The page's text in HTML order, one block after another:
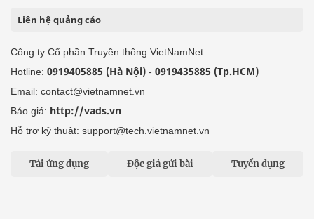
Liên hệ quảng cáo
Công ty Cổ phần Truyền thông VietNamNet
Hotline: 0919405885 (Hà Nội) - 0919435885 (Tp.HCM)
Email: contact@vietnamnet.vn
Báo giá: http://vads.vn
Hỗ trợ kỹ thuật: support@tech.vietnamnet.vn
Tải ứng dụng Độc giả gửi bài Tuyển dụng